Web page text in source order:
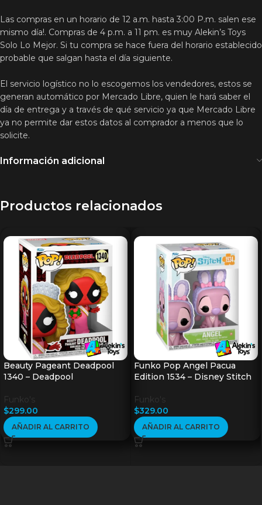
Las compras en un horario de 12 a.m. hasta 3:00 P.m. salen ese
mismo día!. Compras de 4 p.m. a 11 pm. es muy Alekin’s Toys
Solo Lo Mejor. Si tu compra se hace fuera del horario establecido
probable que salgan hasta el día siguiente.
El servicio logístico no lo escogemos los vendedores, estos se
generan automático por Mercado Libre, quien le hará saber el
día de entrega y a través de qué servicio ya que Mercado Libre
ya no permite dar estos datos al comprador a menos que lo
solicite.
Información adicional
Productos relacionados
Beauty Pageant Deadpool
1340 – Deadpool
Funko's
$299.00
AÑADIR AL CARRITO
Funko Pop Angel Pacua
Edition 1534 – Disney Stitch
Funko's
$329.00
AÑADIR AL CARRITO